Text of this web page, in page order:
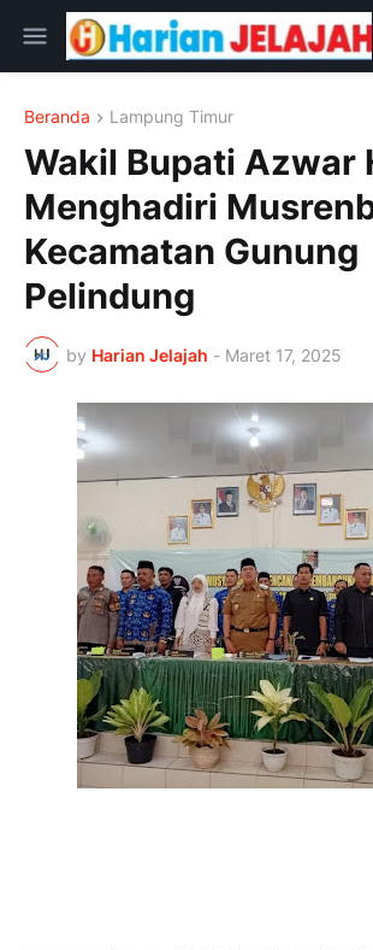
Beranda Lampung Timur
Wakil Bupati Azwar
Menghadiri
Kecamatan Gunung
Pelindung
by Harian Jelajah - Maret 17, 2025